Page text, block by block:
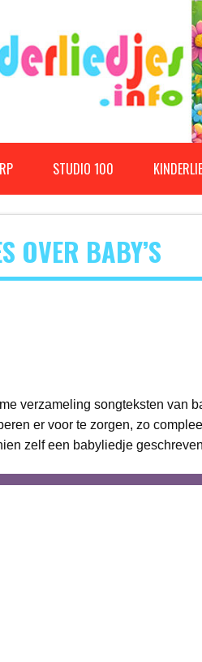
STUDIO 100
OVER BABY’S
verzameling songteksten van
er voor te zorgen, zo
zelf een babyliedje